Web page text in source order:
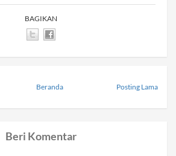
BAGIKAN
Posting Lama
Beranda
Beri Komentar